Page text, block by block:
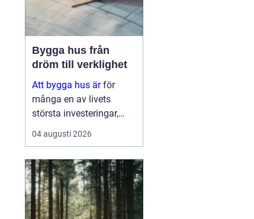
Bygga hus från
dröm till verklighet
Att bygga hus ärför
många en av livets
största investeringar,
både känslomässigt och
ekonomiskt. Samtidigt
tomt, planlösning,
material,
entreprenadform och
energilösnin...
04 augusti 2026